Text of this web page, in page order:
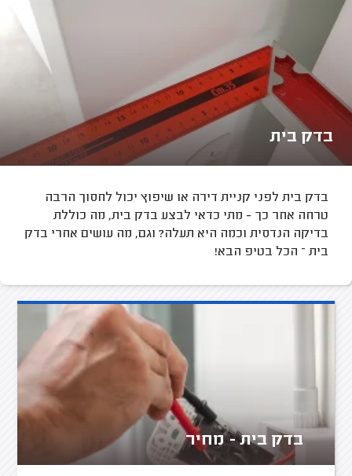
בדק בית
בדק בית לפני קניית דירה או שיפוץ יכול לחסוך הרבה
טרחה אחר כך - מתי כדאי לבצע בדק בית, מה כוללת
בדיקה הנדסית וכמה היא תעלה? וגם, מה עושים אחרי בדק
בית – הכל בטיפ הבא!
בדק בית - מחיר